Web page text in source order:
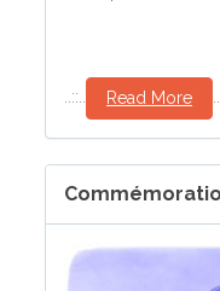
..::.. Read More